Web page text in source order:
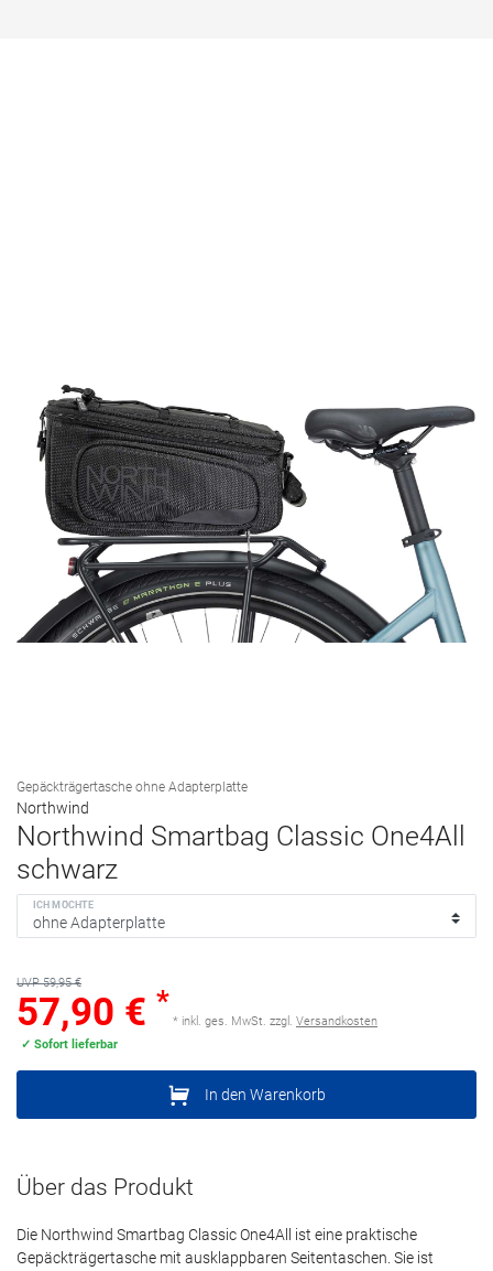
Gepäckträgertasche ohne Adapterplatte
Northwind
Northwind Smartbag Classic One4All
schwarz
ICH MÖCHTE
59,95 €
57,90 € *
* inkl. ges. MwSt. zzgl. Versandkosten
✓ Sofort lieferbar
In den Warenkorb
Über das Produkt
Die Northwind Smartbag Classic One4All ist eine praktische
Gepäckträgertasche mit ausklappbaren Seitentaschen. Sie ist